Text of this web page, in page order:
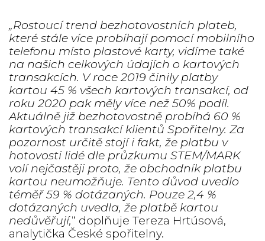
„Rostoucí trend bezhotovostních plateb,
které stále více probíhají pomocí mobilního
telefonu místo plastové karty, vidíme také
na našich celkových údajích o kartových
transakcích. V roce 2019 činily platby
kartou 45 % všech kartových transakcí, od
roku 2020 pak měly více než 50% podíl.
Aktuálně již bezhotovostně probíhá 60 %
kartových transakcí klientů Spořitelny. Za
pozornost určitě stojí i fakt, že platbu v
hotovosti lidé dle průzkumu STEM/MARK
volí nejčastěji proto, že obchodník platbu
kartou neumožňuje. Tento důvod uvedlo
téměř 59 % dotázaných. Pouze 2,4 %
dotázaných uvedla, že platbě kartou
nedůvěřují,“ doplňuje Tereza Hrtúsová,
analytička České spořitelny.